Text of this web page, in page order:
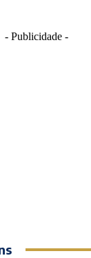
- Publicidade -